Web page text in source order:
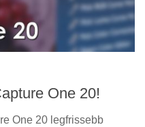
One 20!
One 20 legfrissebb